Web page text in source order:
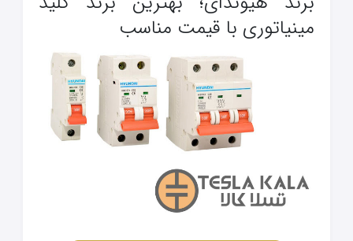
مینیاتوری با قیمت مناسب